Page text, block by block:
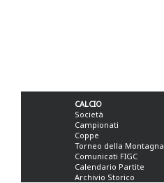
CALCIO
Società
Campionati
Coppe
Torneo della Montagna
Comunicati FIGC
Calendario Partite
Archivio Storico